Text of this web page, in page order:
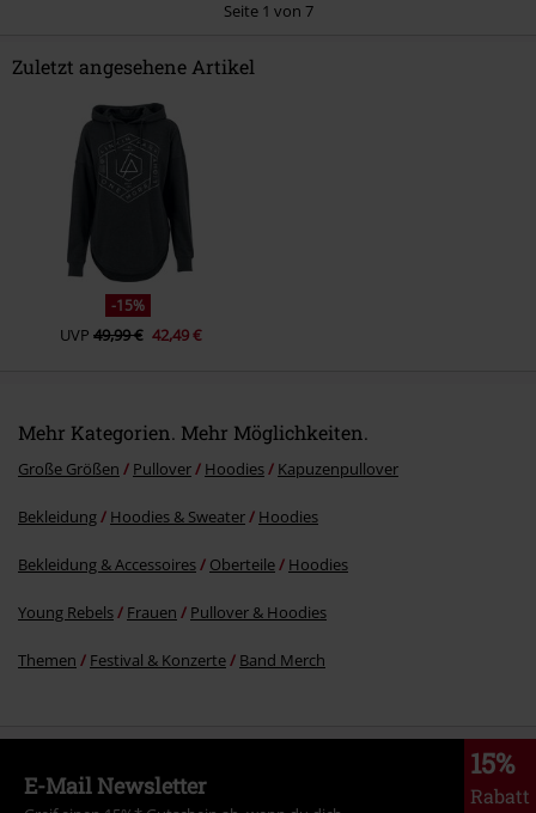
Kommentar jetzt abschicken!
Seite 1 von 7
Zuletzt angesehene Artikel
-15%
UVP 49,99 € 42,49 €
Mehr Kategorien. Mehr Möglichkeiten.
Große Größen Pullover Hoodies Kapuzenpullover
Bekleidung Hoodies & Sweater Hoodies
Bekleidung & Accessoires Oberteile Hoodies
Young Rebels Frauen Pullover & Hoodies
Themen Festival & Konzerte Band Merch
15%
Rabatt
E-Mail Newsletter